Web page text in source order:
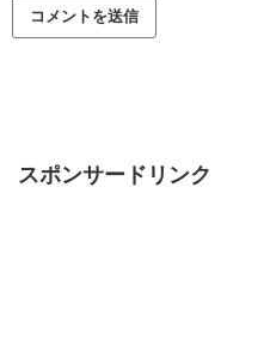
スポンサードリンク